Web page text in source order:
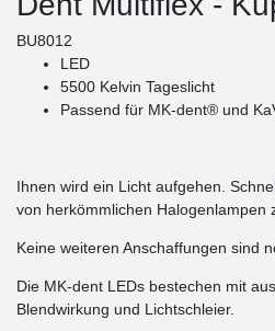
BU8012
LED
5500 Kelvin Tageslicht
Passend für MK-dent® und
Ihnen wird ein Licht aufgehen.
von herkömmlichen Halogenlampen
Keine weiteren Anschaffungen sind
Die MK-dent LEDs bestechen mit
Blendwirkung und Lichtschleier.